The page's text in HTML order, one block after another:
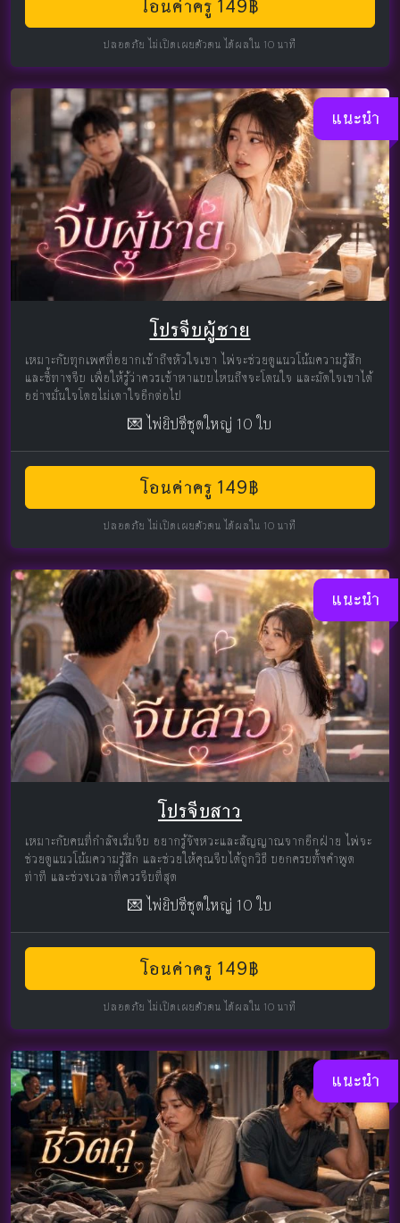
โอนค่าครู 149฿
ปลอดภัย ไม่เปิดเผยตัวตน ได้ผลใน 10 นาที
แนะนำ
โปรจีบผู้ชาย
เหมาะกับทุกเพศที่อยากเข้าถึงหัวใจเขา ไพ่จะช่วยดูแนวโน้มความรู้สึก
และชี้ทางจีบ เพื่อให้รู้ว่าควรเข้าหาแบบไหนถึงจะโดนใจ และมัดใจเขาได้
อย่างมั่นใจโดยไม่เดาใจอีกต่อไป
💌 ไพ่ยิปซีชุดใหญ่ 10 ใบ
โอนค่าครู 149฿
ปลอดภัย ไม่เปิดเผยตัวตน ได้ผลใน 10 นาที
แนะนำ
โปรจีบสาว
เหมาะกับคนที่กำลังเริ่มจีบ อยากรู้จังหวะและสัญญาณจากอีกฝ่าย ไพ่จะ
ช่วยดูแนวโน้มความรู้สึก และช่วยให้คุณจีบได้ถูกวิธี บอกครบทั้งคำพูด
ท่าที และช่วงเวลาที่ควรจีบที่สุด
💌 ไพ่ยิปซีชุดใหญ่ 10 ใบ
โอนค่าครู 149฿
ปลอดภัย ไม่เปิดเผยตัวตน ได้ผลใน 10 นาที
แนะนำ